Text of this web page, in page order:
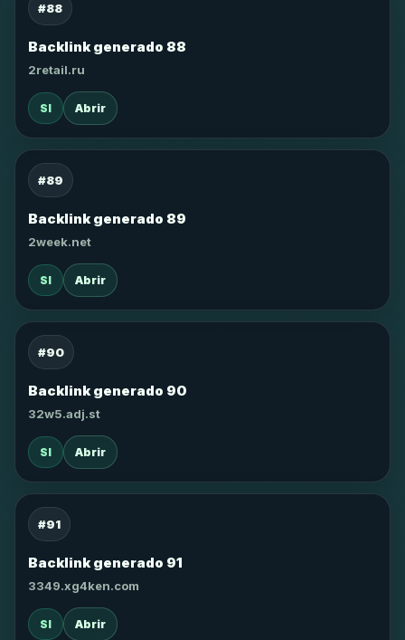
#88
Backlink generado 88
2retail.ru
SI Abrir
#89
Backlink generado 89
2week.net
SI Abrir
#90
Backlink generado 90
32w5.adj.st
SI Abrir
#91
Backlink generado 91
3349.xg4ken.com
SI Abrir